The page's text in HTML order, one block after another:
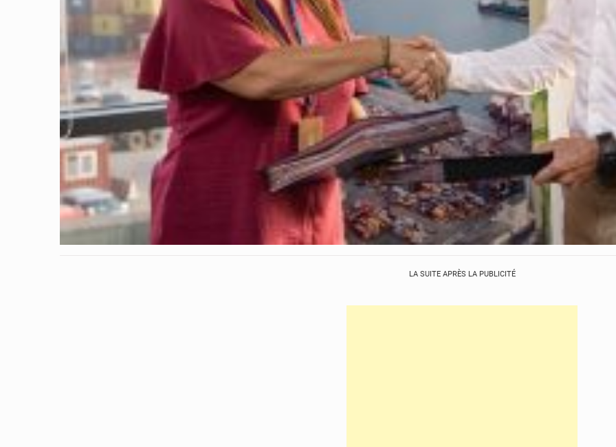
LA SUITE APRÈS LA PUBLICITÉ